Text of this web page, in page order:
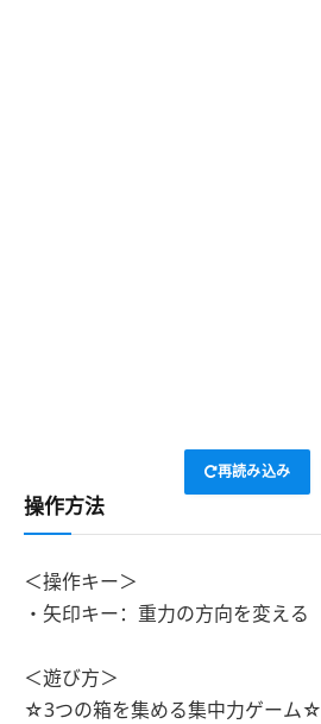
再読み込み
操作方法
＜操作キー＞
・矢印キー：重力の方向を変える
＜遊び方＞
☆3つの箱を集める集中力ゲーム☆